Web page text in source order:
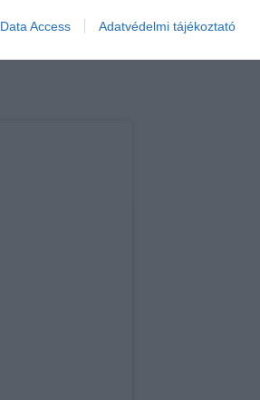
Data Access Adatvédelmi tájékoztató